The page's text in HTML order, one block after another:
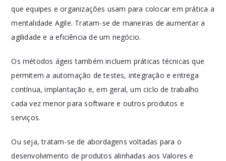
que equipes e organizações usam para colocar em prática a
mentalidade Agile. Tratam-se de maneiras de aumentar a
agilidade e a eficiência de um negócio.
Os métodos ágeis também incluem práticas técnicas que
permitem a automação de testes, integração e entrega
contínua, implantação e, em geral, um ciclo de trabalho
cada vez menor para software e outros produtos e
serviços.
Ou seja, tratam-se de abordagens voltadas para o
desenvolvimento de produtos alinhadas aos Valores e